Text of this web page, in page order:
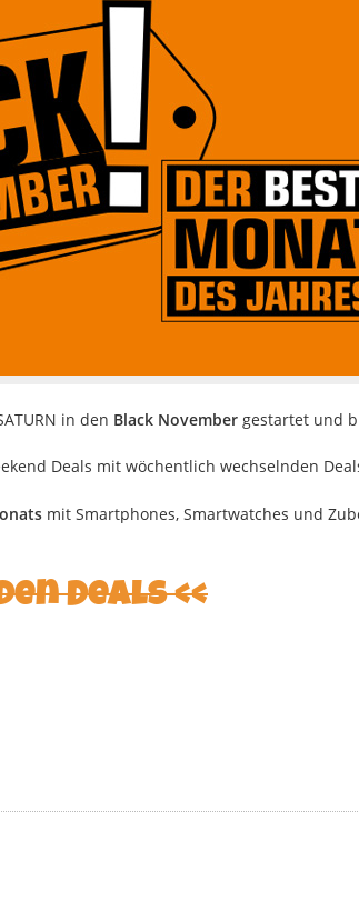
in den Black Novembergestartet und
Deals mit wöchentlich wechselnden
mit Smartphones, Smartwatches und
Deals